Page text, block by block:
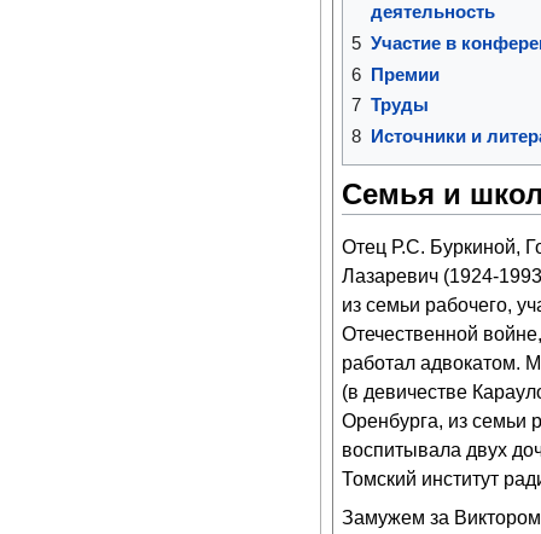
деятельность
5 Участие в
6 Премии
7 Труды
8 Источники и
Семья и
Отец Р.С. Буркиной,
Лазаревич (1924-
из семьи рабочего,
Отечественной
работал адвокатом.
(в девичестве
Оренбурга, из семьи
воспитывала двух
Томский институт
Замужем за